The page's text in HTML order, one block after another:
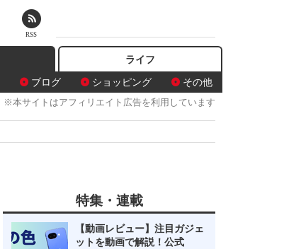
ブログ ショッピング その他
ライフ
※本サイトはアフィリエイト広告を利用しています
特集・連載
【動画レビュー】注目ガジェ
ットを動画で解説！公式
RSS